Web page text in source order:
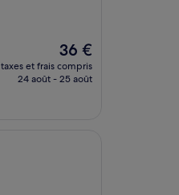
Le
nouveau
prix
36 €
taxes et frais compris
24 août - 25 août